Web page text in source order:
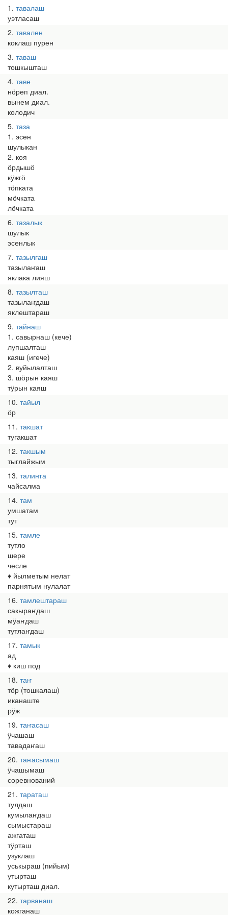
1 тавалаш
уэтласаш
2 тавален
коклаш пурен
3 таваш
тошкышташ
4 таве
нӧреп диал.
вынем диал.
колодич
5 таза
1. эсен
шулыкан
2. коя
ӧрдышӧ
кӱжгӧ
тӧпката
мӧчката
лӧчката
6 тазалык
шулык
эсенлык
7 тазылгаш
тазылаҥаш
яклака лияш
8 тазылташ
тазылаҥдаш
яклештараш
9 тайнаш
1. савырнаш (кече)
лупшалташ
каяш (игече)
2. вуйылалташ
3. шӧрын каяш
тӱрын каяш
10 тайыл
ӧр
11 такшат
тугакшат
12 такшым
тыглайжым
13 талиҥга
чайсалма
14 там
умшатам
тут
15 тамле
тутло
шере
чесле
♦ йылметым нелат
парнятым нулалат
16 тамлештараш
сакыраҥдаш
мӱаҥдаш
тутлаҥдаш
17 тамык
ад
♦ киш под
18 таҥ
тӧр (тошкалаш)
иканаште
рӱж
19 таҥасаш
ӱчашаш
тавадаҥаш
20 таҥасымаш
ӱчашымаш
соревнований
21 тараташ
тулдаш
кумылаҥдаш
сымыстараш
ажгаташ
тӱрташ
узуклаш
уськыраш (пийым)
утырташ
кутырташ диал.
22 тарванаш
кожганаш